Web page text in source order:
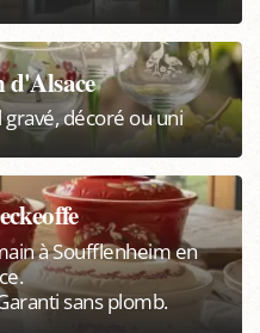
d'Alsace
décoré ou uni
à Soufflenheim en
sans plomb.